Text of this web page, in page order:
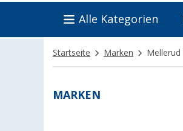
Alle Kategorien
Startseite Marken Mellerud
MARKEN